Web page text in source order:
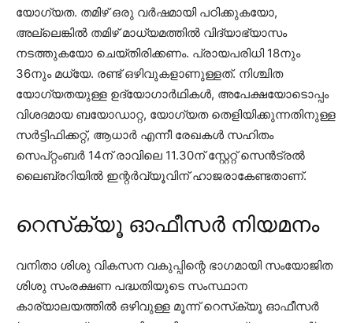
യോഗ്യത. തമിഴ് ഒരു വർഷമായി പഠിക്കുകയോ,
അല്ലെങ്കിൽ തമിഴ് മാധ്യമത്തിൽ വിദ്യാഭ്യാസം
നടത്തുകയോ ചെയ്തിരിക്കണം. പ്രായപരിധി 18നും
36നും മധ്യേ. രണ്ട് ഒഴിവുകളാണുള്ളത്. നിശ്ചിത
യോഗ്യതയുള്ള ഉദ്യോഗാർഥികൾ, അപേക്ഷയോടൊപ്പം
വിശദമായ ബയോഡാറ്റ, യോഗ്യത തെളിയിക്കുന്നതിനുള്ള
സർട്ടിഫിക്കറ്റ്, ആധാർ എന്നീ രേഖകൾ സഹിതം
സെപ്റ്റംബർ 14ന് രാവിലെ 11.30ന് സ്റ്റേറ്റ് സെൻട്രൽ
ലൈബ്രറിയിൽ ഇന്റർവ്യൂവിന് ഹാജരാകേണ്ടതാണ്.
റെസ്‌ക്യൂ ഓഫീസർ നിയമനം
വനിതാ ശിശു വികസന വകുപ്പിന്റെ ഭാഗമായി സംയോജിത
ശിശു സംരക്ഷണ പദ്ധതിയുടെ സംസ്ഥാന
കാര്യാലയത്തിൽ ഒഴിവുള്ള മൂന്ന് റെസ്‌ക്യൂ ഓഫീസർ